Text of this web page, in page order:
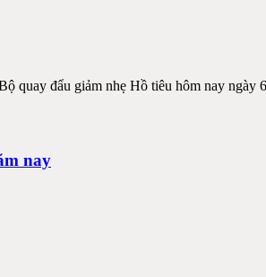
quay đẩu giảm nhẹ Hồ tiêu hôm nay ngày
nay